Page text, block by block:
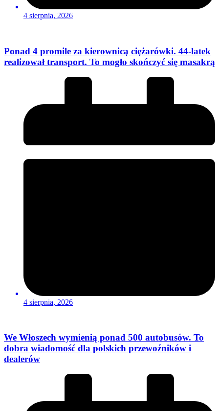
4 sierpnia, 2026
Ponad 4 promile za kierownicą ciężarówki. 44-latek
realizował transport. To mogło skończyć się masakrą
4 sierpnia, 2026
We Włoszech wymienią ponad 500 autobusów. To
dobra wiadomość dla polskich przewoźników i
dealerów